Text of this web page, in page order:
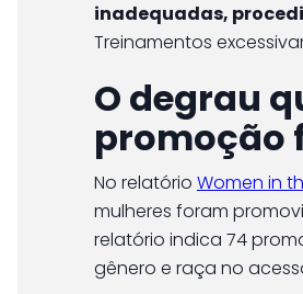
inadequadas,
Treinamentos
O degrau
promoção
No relatório Women in
mulheres foram
relatório indica 74
gênero e raça no